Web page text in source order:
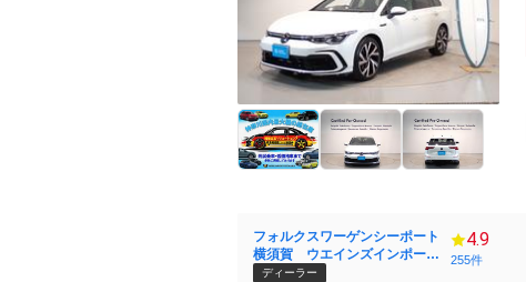
フォルクスワーゲンシーポート
横須賀 ウエインズインポート
横浜（株）
ディーラー
4.9
255件